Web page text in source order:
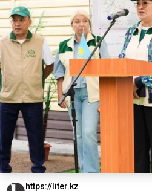
https://liter.kz